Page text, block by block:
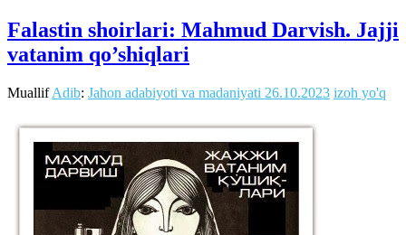
Falastin shoirlari: Mahmud Darvish. Jajji
vatanim qo’shiqlari
MuallifAdib: Jahon adabiyoti va madaniyati 26.10.2023 izoh yo'q